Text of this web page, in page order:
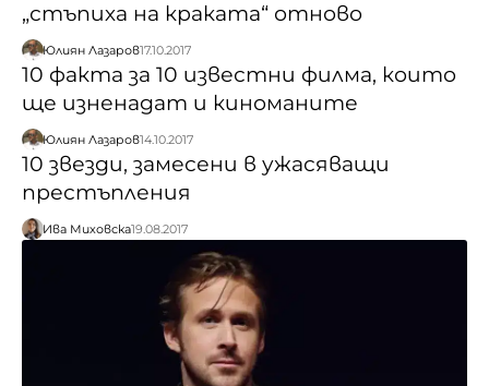
„стъпиха на краката“ отново
Юлиян Лазаров17.10.2017
10 факта за 10 известни филма, които
ще изненадат и киноманите
Юлиян Лазаров14.10.2017
10 звезди, замесени в ужасяващи
престъпления
Ива Миховска19.08.2017